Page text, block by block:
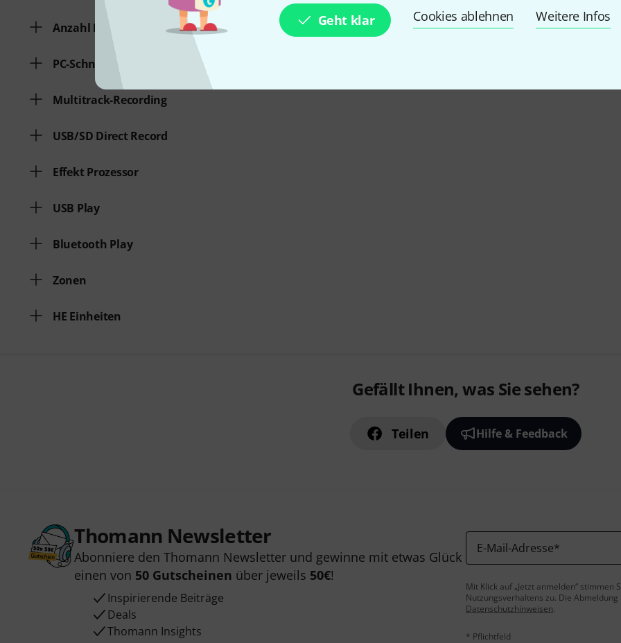
Geht klar Cookies ablehnen Weitere Infos
Anzahl Pre Aux maximal
PC-Schnittstelle
Multitrack-Recording
USB/SD Direct Record
Effekt Prozessor
USB Play
Bluetooth Play
Zonen
HE Einheiten
Gefällt Ihnen, was Sie sehen?
Teilen Hilfe & Feedback
Thomann Newsletter
Abonniere den Thomann Newsletter und gewinne mit etwas Glück
einen von 50 Gutscheinen über jeweils 50€!
Inspirierende Beiträge
Deals
Thomann Insights
E-Mail-Adresse*
Mit Klick auf „Jetzt anmelden“
Nutzungsverhaltens zu. Die
Datenschutzhinweisen.
* Pflichtfeld